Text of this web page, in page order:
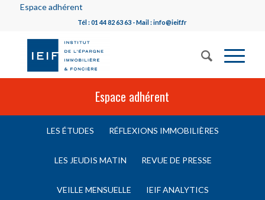
Espace adhérent
Tél : 01 44 82 63 63 - Mail : info@ieif.fr
Espace adhérent
LES ÉTUDES RÉFLEXIONS IMMOBILIÈRES
LES JEUDIS MATIN REVUE DE PRESSE
VEILLE MENSUELLE IEIF ANALYTICS